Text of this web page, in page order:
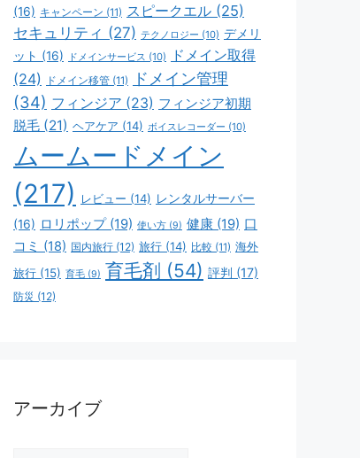
(16) キャンペーン (11) スピークエル (25)
セキュリティ (27) テクノロジー (10) デメリ
ット (16) ドメインサービス (10)
ドメイン取得
(24)
ドメイン移管 (11)
ドメイン管理
(34) フィンジア (23) フィンジア初期
脱毛 (21) ヘアケア (14) ボイスレコーダー (10)
ムームードメイン
(217)
レビュー (14) レンタルサーバー
(16) ロリポップ(19) 使い方 (9) 健康 (19) 口
コミ (18) 国内旅行 (12) 旅行 (14) 比較 (11) 海外
旅行 (15) 育毛 (9) 育毛剤 (54) 評判 (17)
防災 (12)
アーカイブ